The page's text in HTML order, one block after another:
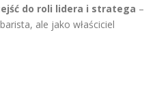
do roli lidera i stratega –
ale jako właściciel